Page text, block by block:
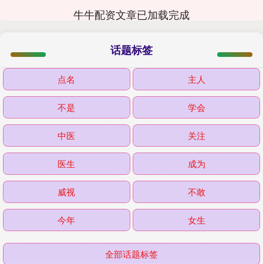
牛牛配资文章已加载完成
话题标签
点名 主人
不是 学会
中医 关注
医生 成为
威视 不敢
今年 女生
全部话题标签